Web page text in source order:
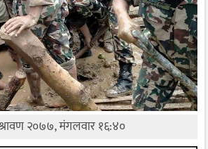
२०७७, मंगलवार १६:४०